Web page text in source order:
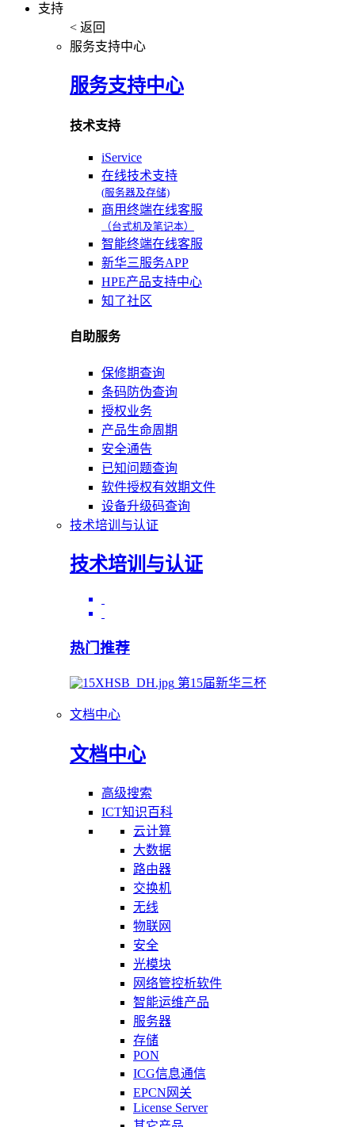
支持
< 返回
服务支持中心
服务支持中心
技术支持
iService
在线技术支持
(服务器及存储)
商用终端在线客服
（台式机及笔记本）
智能终端在线客服
新华三服务APP
HPE产品支持中心
知了社区
自助服务
保修期查询
条码防伪查询
授权业务
产品生命周期
安全通告
已知问题查询
软件授权有效期文件
设备升级码查询
技术培训与认证
技术培训与认证
热门推荐
第15届新华三杯
文档中心
文档中心
高级搜索
ICT知识百科
云计算
大数据
路由器
交换机
无线
物联网
安全
光模块
网络管控析软件
智能运维产品
服务器
存储
PON
ICG信息通信
EPCN网关
License Server